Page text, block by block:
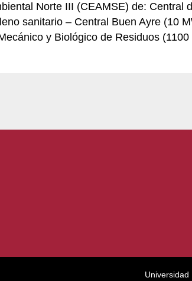
Norte III (CEAMSE) de: Central
sanitario – Central Buen Ayre (10
y Biológico de Residuos (1100